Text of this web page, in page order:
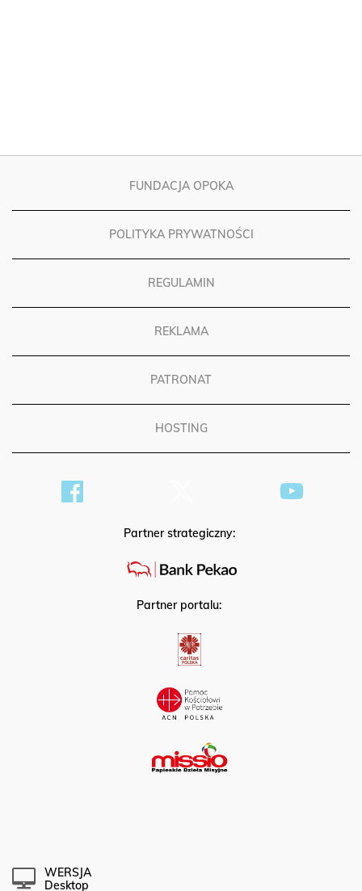
FUNDACJA OPOKA
POLITYKA PRYWATNOŚCI
REGULAMIN
REKLAMA
PATRONAT
HOSTING
Partner strategiczny:
Partner portalu:
WERSJA